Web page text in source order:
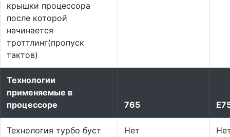
крышки процессора
после которой
начинается
троттлинг(пропуск
тактов)
Технологии
применяемые в
процессоре
765
Технология турбо буст Нет